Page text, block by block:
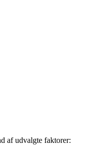
af udvalgte faktorer: